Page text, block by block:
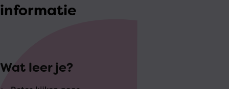
informatie
Wat leer je?